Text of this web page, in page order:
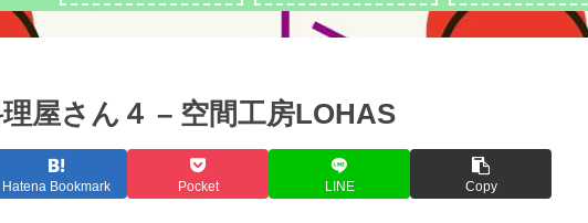
屋さん４ – 空間工房LOHAS
Hatena Bookmark Pocket LINE Copy